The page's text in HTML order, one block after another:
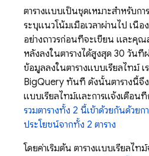
ตารางแบบเป็นชุดเหมาะสำหรับกา
ระบุแนวโน้มเมื่อเวลาผ่านไป เนื่อ
อย่างถาวรก่อนที่จะเขียน และคุ
หลังลงในตารางได้สูงสุด 30 วันที่
ข้อมูลลงในตารางแบบเรียลไทม์
BigQuery ทันที ดังนั้นตารางนี้จึ
แบบเรียลไทม์และการแจ้งเตือนที่
รวมตารางทั้ง 2 นี้เข้าด้วยกันด้วย
ประโยชน์จากทั้ง 2 ตาราง
โดยค่าเริ่มต้น ตารางแบบเรียลไท